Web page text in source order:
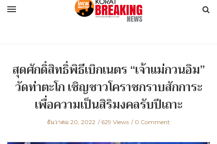
สุดศักดิ์สิทธิ์พิธีเบิกเนตร “เจ้าแม่กวนอิม”
วัดท่าตะโก เชิญชาวโคราชกราบสักการะ
เพื่อความเป็นสิริมงคลรับปีเถาะ
ธันวาคม 20, 2022 629 Views 0 Comment